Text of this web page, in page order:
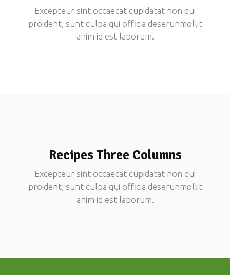
Excepteur sint occaecat cupidatat non qui
proident, sunt culpa qui officia deserunmollit
anim id est laborum.
Recipes Three Columns
Excepteur sint occaecat cupidatat non qui
proident, sunt culpa qui officia deserunmollit
anim id est laborum.